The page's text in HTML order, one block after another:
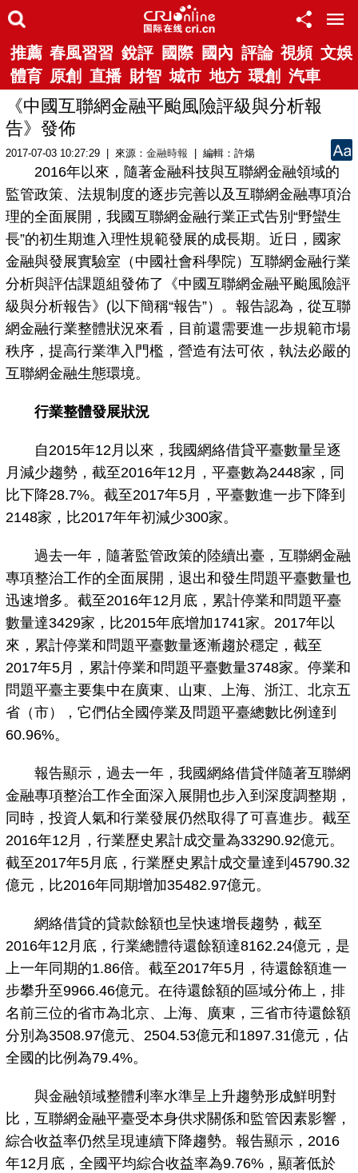
推薦 春風習習 銳評 國際 國內 評論 視頻 文娛
體育 原創 直播 財智 城市 地方 環創 汽車
《中國互聯網金融平颱風險評級與分析報
告》發佈
2017-07-03 10:27:29 | 來源：金融時報 | 編輯：許煬
2016年以來，隨著金融科技與互聯網金融領域的
監管政策、法規制度的逐步完善以及互聯網金融專項治
理的全面展開，我國互聯網金融行業正式告別“野蠻生
長”的初生期進入理性規範發展的成長期。近日，國家
金融與發展實驗室（中國社會科學院）互聯網金融行業
分析與評估課題組發佈了《中國互聯網金融平颱風險評
級與分析報告》(以下簡稱“報告”）。報告認為，從互聯
網金融行業整體狀況來看，目前還需要進一步規範市場
秩序，提高行業準入門檻，營造有法可依，執法必嚴的
互聯網金融生態環境。
行業整體發展狀況
自2015年12月以來，我國網絡借貸平臺數量呈逐
月減少趨勢，截至2016年12月，平臺數為2448家，同
比下降28.7%。截至2017年5月，平臺數進一步下降到
2148家，比2017年年初減少300家。
過去一年，隨著監管政策的陸續出臺，互聯網金融
專項整治工作的全面展開，退出和發生問題平臺數量也
迅速增多。截至2016年12月底，累計停業和問題平臺
數量達3429家，比2015年底增加1741家。2017年以
來，累計停業和問題平臺數量逐漸趨於穩定，截至
2017年5月，累計停業和問題平臺數量3748家。停業和
問題平臺主要集中在廣東、山東、上海、浙江、北京五
省（市），它們佔全國停業及問題平臺總數比例達到
60.96%。
報告顯示，過去一年，我國網絡借貸伴隨著互聯網
金融專項整治工作全面深入展開也步入到深度調整期，
同時，投資人氣和行業發展仍然取得了可喜進步。截至
2016年12月，行業歷史累計成交量為33290.92億元。
截至2017年5月底，行業歷史累計成交量達到45790.32
億元，比2016年同期增加35482.97億元。
網絡借貸的貸款餘額也呈快速增長趨勢，截至
2016年12月底，行業總體待還餘額達8162.24億元，是
上一年同期的1.86倍。截至2017年5月，待還餘額進一
步攀升至9966.46億元。在待還餘額的區域分佈上，排
名前三位的省市為北京、上海、廣東，三省市待還餘額
分別為3508.97億元、2504.53億元和1897.31億元，佔
全國的比例為79.4%。
與金融領域整體利率水準呈上升趨勢形成鮮明對
比，互聯網金融平臺受本身供求關係和監管因素影響，
綜合收益率仍然呈現連續下降趨勢。報告顯示，2016
年12月底，全國平均綜合收益率為9.76%，顯著低於